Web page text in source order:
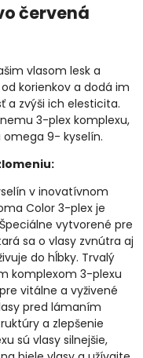
červená
vlasom lesk a
korienkov a dodá im
a zvýši ich elesticita.
3-plex komplexu,
omega 9- kyselín.
v inovatívnom
Color 3-plex je
vytvorené pre
sa o vlasy zvnútra aj
do hĺbky. Trvalý
komplexom 3-plexu
vitálne a vyživené
pred lámaním
a zlepšenie
sú vlasy silnejšie,